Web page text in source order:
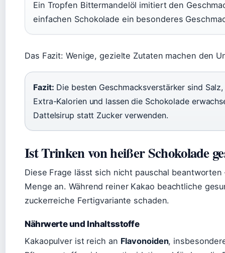
Ein Tropfen Bittermandelöl imitiert den
einfachen Schokolade ein besonderes
Das Fazit: Wenige, gezielte Zutaten machen den
Fazit: Die besten Geschmacksverstärker sind
Extra-Kalorien und lassen die Schokolade
Dattelsirup statt Zucker verwenden.
Ist Trinken von heißer Schokolade
Diese Frage lässt sich nicht pauschal
Menge an. Während reiner Kakao beachtliche
zuckerreiche Fertigvariante schaden.
Nährwerte und Inhaltsstoffe
Kakaopulver ist reich an Flavonoiden,